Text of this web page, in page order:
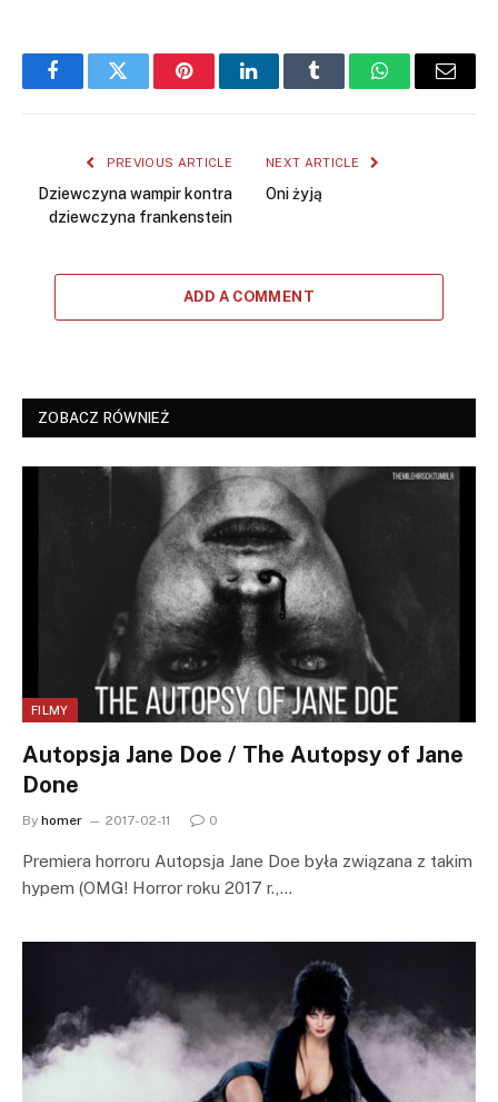
FacebookTwitter PinterestLinkedInTumblr WhatsAppEmail
PREVIOUS ARTICLE
Dziewczyna wampir kontra
dziewczyna frankenstein
NEXT ARTICLE
Oni żyją
ADD A COMMENT
ZOBACZ RÓWNIEŻ
FILMY
Autopsja Jane Doe / The Autopsy of Jane
Done
By homer 2017-02-11 0
Premiera horroru Autopsja Jane Doe była związana z takim
hypem (OMG! Horror roku 2017 r.,…